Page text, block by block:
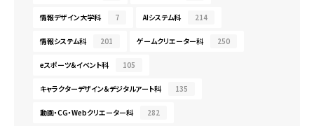
情報デザイン大学科 7 AIシステム科 214
情報システム科 201 ゲームクリエーター科 250
eスポーツ＆イベント科 105
キャラクターデザイン＆デジタルアート科 135
動画・CG・Webクリエーター科 282